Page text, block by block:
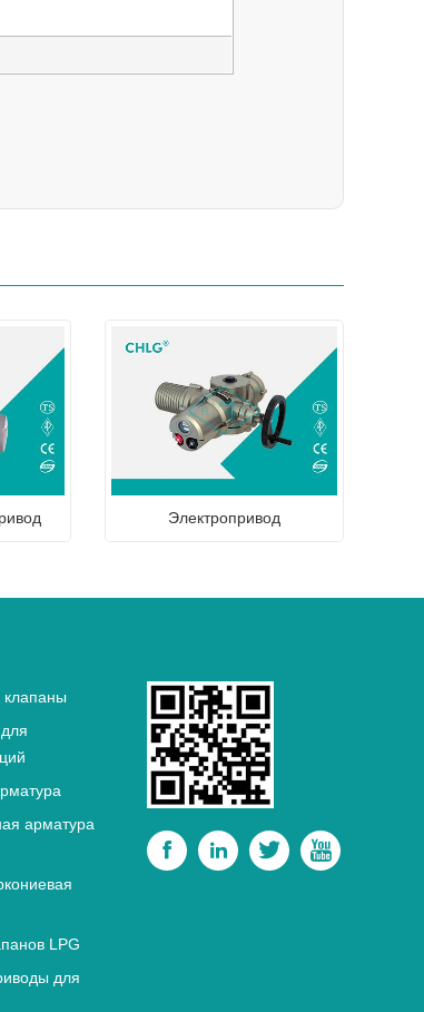
Электропривод
арматура
LPG
для
   